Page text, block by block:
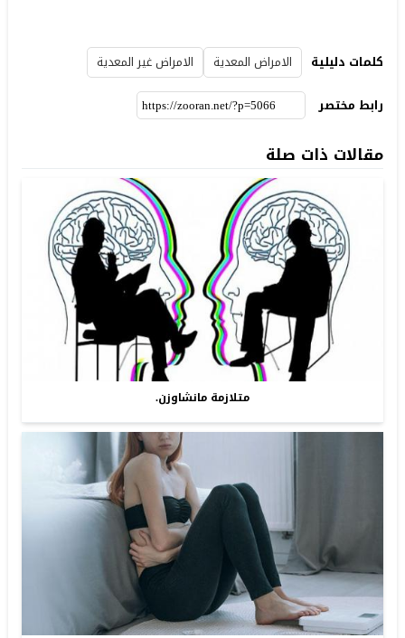
كلمات دليلية الامراض المعدية
الامراض غير المعدية
رابط مختصر
مقالات ذات صلة
متلازمة مانشاوزن.